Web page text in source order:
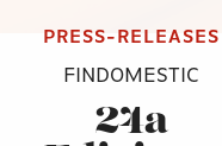
PRESS-RELEASES
FINDOMESTIC
24a